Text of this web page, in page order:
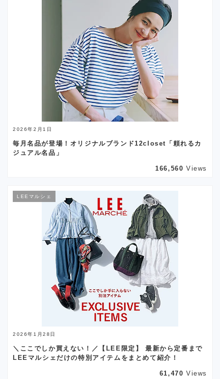
2026年2月1日
毎月名品が登場！オリジナルブランド12closet「頼れるカ
ジュアル名品」
166,560 Views
2026年1月28日
LEEマルシェ
＼ここでしか買えない！／【LEE限定】 最新から定番まで
LEEマルシェだけの特別アイテムをまとめて紹介！
61,470 Views